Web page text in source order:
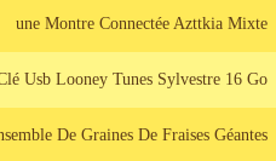
une Montre Connectée Azttkia Mixte
Usb Looney Tunes Sylvestre 16 Go
De Graines De Fraises Géantes